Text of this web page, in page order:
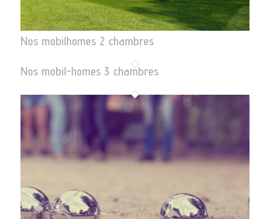
Nos mobilhomes 2 chambres
Nos mobil-homes 3 chambres